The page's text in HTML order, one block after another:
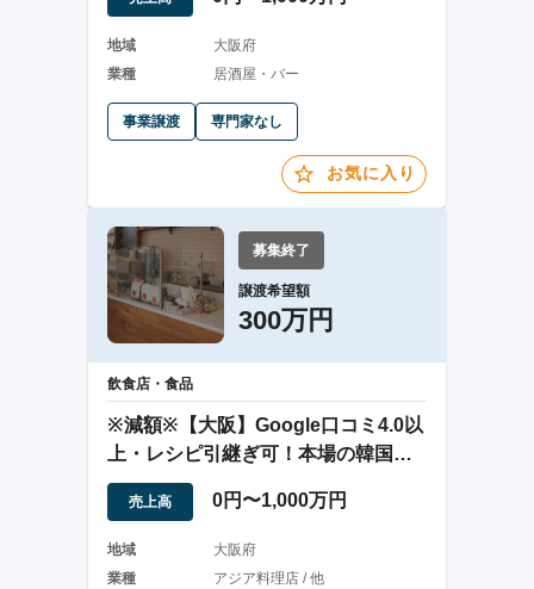
地域
大阪府
業種
居酒屋・バー
事業譲渡 専門家なし
お気に入り
募集終了
譲渡希望額
300万円
飲食店・食品
※減額※【大阪】Google口コミ4.0以
上・レシピ引継ぎ可！本場の韓国料
理店
売上高 0円〜1,000万円
地域
大阪府
業種
アジア料理店 / 他